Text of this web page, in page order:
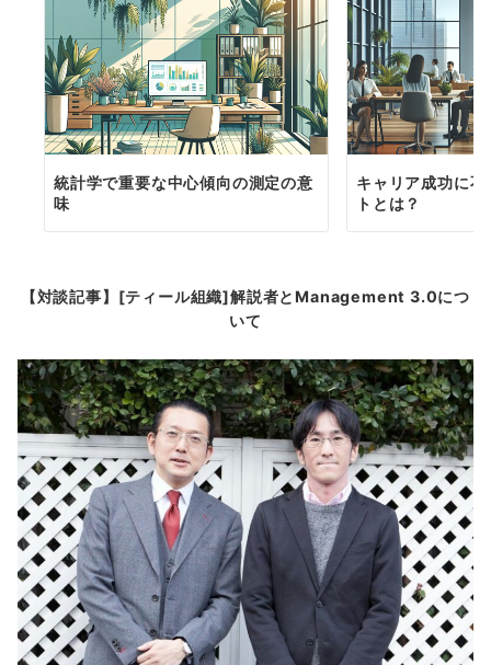
統計学で重要な中心傾向の測定の意
味
キャリア成功に
トとは？
【対談記事】[ティール組織]解説者とManagement 3.0につ
いて